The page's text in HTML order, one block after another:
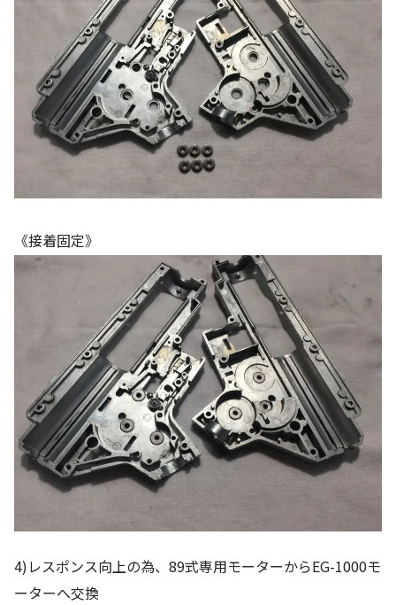
《接着固定》
4)レスポンス向上の為、89式専用モーターからEG-1000モ
ーターへ交換